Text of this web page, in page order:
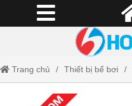
Trang chủ Thiết bị bể bơi
Chổi cọ Midas